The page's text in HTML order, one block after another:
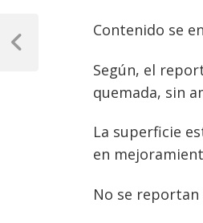
Contenido se
Según, el
quemada, sin
La superficie
en
No se reportan
Navegación
de
Previous